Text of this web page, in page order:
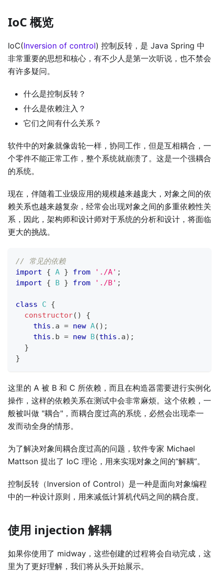
IoC 概览
IoC(Inversion of control) 控制反转，是 Java Spring 中
非常重要的思想和核心，有不少人是第一次听说，也不禁会
有许多疑问。
什么是控制反转？
什么是依赖注入？
它们之间有什么关系？
软件中的对象就像齿轮一样，协同工作，但是互相耦合，一
个零件不能正常工作，整个系统就崩溃了。这是一个强耦合
的系统。
现在，伴随着工业级应用的规模越来越庞大，对象之间的依
赖关系也越来越复杂，经常会出现对象之间的多重依赖性关
系，因此，架构师和设计师对于系统的分析和设计，将面临
更大的挑战。
// 常见的依赖
import
{ A } from './A' ;
import
{ B } from './B' ;
class C
{
constructor( )
{
this . a = new A( ) ;
this . b = new B(this . a) ;
}
}
这里的 A 被 B 和 C 所依赖，而且在构造器需要进行实例化
操作，这样的依赖关系在测试中会非常麻烦。这个依赖，一
般被叫做 "耦合"，而耦合度过高的系统，必然会出现牵一
发而动全身的情形。
为了解决对象间耦合度过高的问题，软件专家 Michael
Mattson 提出了 IoC 理论，用来实现对象之间的“解耦”。
控制反转（Inversion of Control）是一种是面向对象编程
中的一种设计原则，用来减低计算机代码之间的耦合度。
使用 injection 解耦
如果你使用了 midway，这些创建的过程将会自动完成，这
里为了更好理解，我们将从头开始展示。